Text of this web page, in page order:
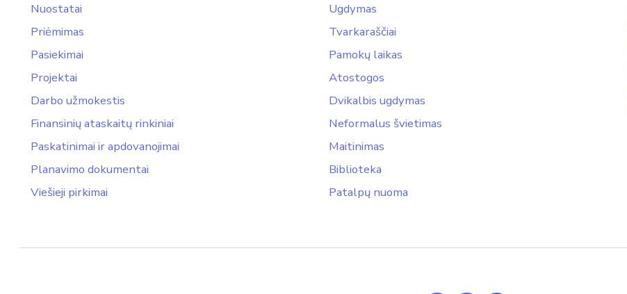
Nuostatai
Priėmimas
Pasiekimai
Projektai
Darbo užmokestis
Finansinių ataskaitų rinkiniai
Paskatinimai ir apdovanojimai
Planavimo dokumentai
Viešieji pirkimai
Ugdymas
Tvarkaraščiai
Pamokų laikas
Atostogos
Dvikalbis ugdymas
Neformalus švietimas
Maitinimas
Biblioteka
Patalpų nuoma